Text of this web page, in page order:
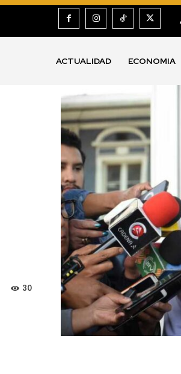
ACTUALIDAD ECONOMIA
30